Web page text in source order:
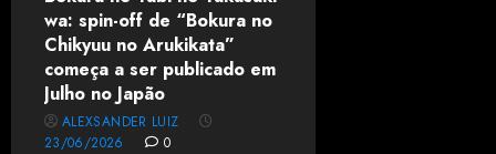
wa: spin-off de “Bokura no
Chikyuu no Arukikata”
começa a ser publicado em
Julho no Japão
ALEXSANDER LUIZ
23/06/2026
0